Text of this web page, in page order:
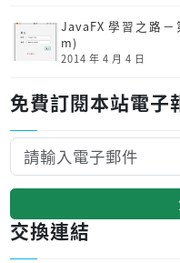
JavaFX 學習之路
m)
2014 年 4 月 4 日
免費訂閱本站電子
交換連結